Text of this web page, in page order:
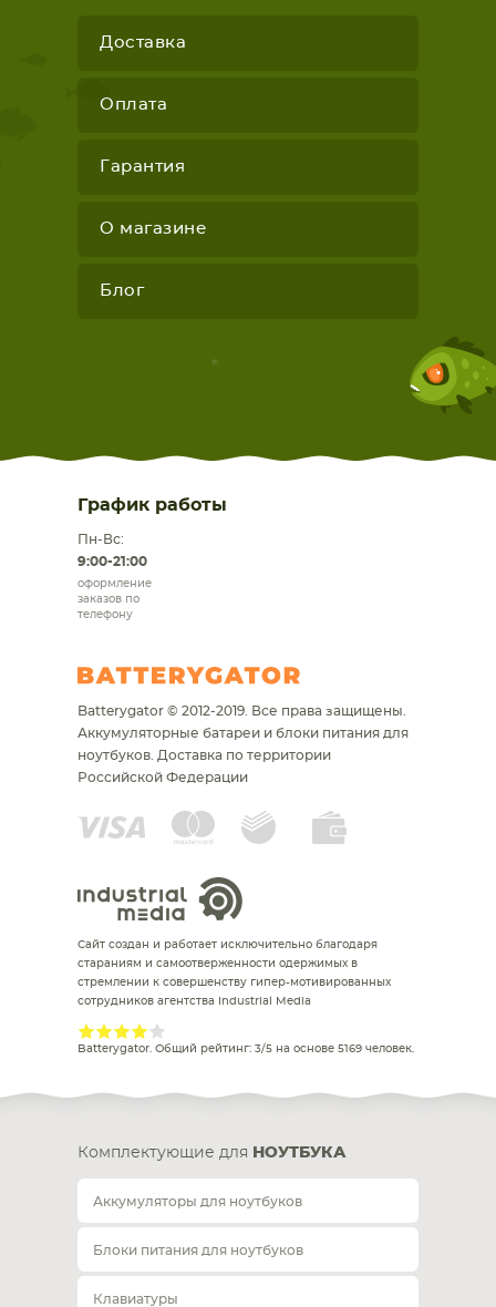
Доставка
Оплата
Гарантия
О магазине
Блог
График работы
Пн-Вс:
9:00-21:00
оформление
заказов по
телефону
Batterygator © 2012-2019. Все права защищены.
Аккумуляторные батареи и блоки питания для
ноутбуков. Доставка по территории
Российской Федерации
Сайт создан и работает исключительно благодаря
стараниям и самоотверженности одержимых в
стремлении к совершенству гипер-мотивированных
сотрудников агентства Industrial Media
Batterygator. Общий рейтинг: 3/5 на основе 5169 человек.
Комплектующие для НОУТБУКА
Аккумуляторы для ноутбуков
Блоки питания для ноутбуков
Клавиатуры